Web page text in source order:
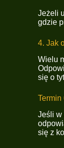
Jeżeli
gdzie
4. Jak
Wielu
się o
Jeśli w
się z